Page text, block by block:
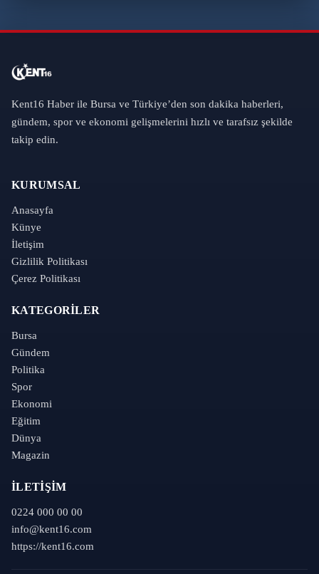
Kent16 Haber ile Bursa ve Türkiye’den son dakika haberleri,
gündem, spor ve ekonomi gelişmelerini hızlı ve tarafsız şekilde
takip edin.
KURUMSAL
Anasayfa
Künye
İletişim
Gizlilik Politikası
Çerez Politikası
KATEGORILER
Bursa
Gündem
Politika
Spor
Ekonomi
Eğitim
Dünya
Magazin
İLETIŞIM
0224 000 00 00
info@kent16.com
https://kent16.com